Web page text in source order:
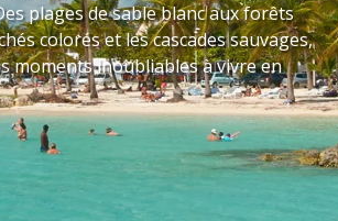
plages de sable blanc aux forêts
colorés et les cascades sauvages,
moments inoubliables à vivre en